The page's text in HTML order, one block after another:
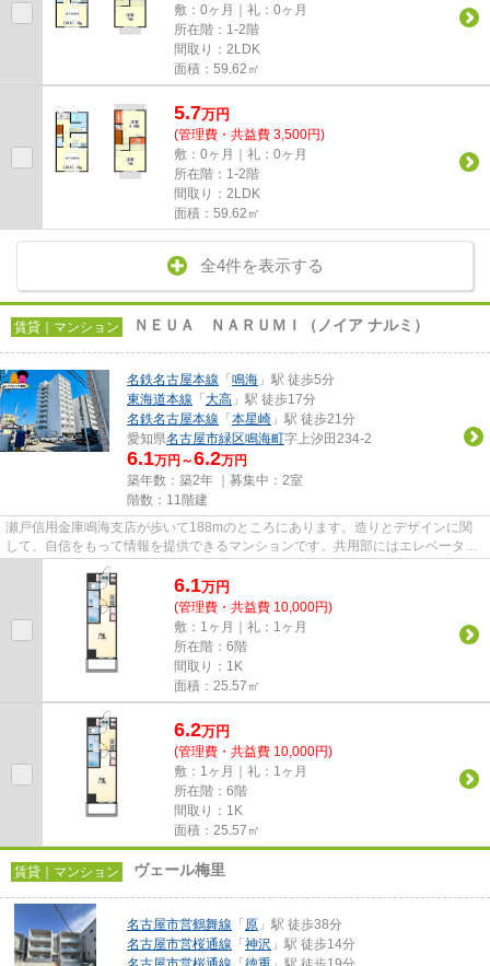
敷：0ヶ月｜礼：0ヶ月
所在階：1-2階
間取り：2LDK
面積：59.62㎡
5.7万円
(管理費・共益費 3,500円)
敷：0ヶ月｜礼：0ヶ月
所在階：1-2階
間取り：2LDK
面積：59.62㎡
全4件を表示する
賃貸｜マンション ＮＥＵＡ ＮＡＲＵＭＩ（ノイア ナルミ）
名鉄名古屋本線 「 鳴海 」駅 徒歩5分
東海道本線 「 大高 」駅 徒歩17分
名鉄名古屋本線 「 本星崎 」駅 徒歩21分
愛知県名古屋市緑区鳴海町字上汐田234-2
6.1万円～6.2万円
築年数：築2年 ｜募集中： 2室
階数：11階建
瀬戸信用金庫鳴海支店が歩いて188mのところにあります。造りとデザインに関
して、自信をもって情報を提供できるマンションです。共用部にはエレベータ・
敷地内ごみ置き場などが揃って...
6.1万円
(管理費・共益費 10,000円)
敷：1ヶ月｜礼：1ヶ月
所在階：6階
間取り：1K
面積：25.57㎡
6.2万円
(管理費・共益費 10,000円)
敷：1ヶ月｜礼：1ヶ月
所在階：6階
間取り：1K
面積：25.57㎡
賃貸｜マンション ヴェール梅里
名古屋市営鶴舞線 「 原 」駅 徒歩38分
名古屋市営桜通線 「 神沢 」駅 徒歩14分